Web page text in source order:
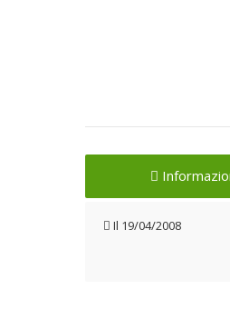
Il 19/04/2008